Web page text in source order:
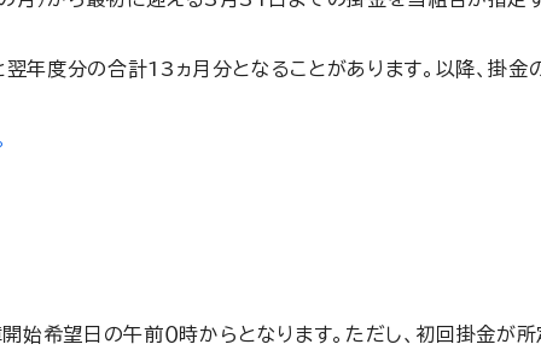
翌年度分の合計13ヵ月分となることがあります。以降、掛
希望日の午前０時からとなります。ただし、初回掛金が